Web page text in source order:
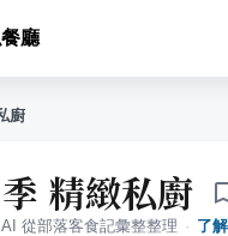
廳
廚
精緻私廚
從部落客食記彙整整理 · 了